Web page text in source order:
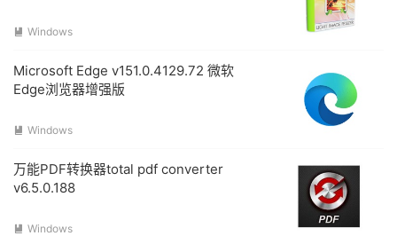
 Windows
Microsoft Edge v151.0.4129.72 微软
Edge浏览器增强版
 Windows
万能PDF转换器total pdf converter
v6.5.0.188
 Windows